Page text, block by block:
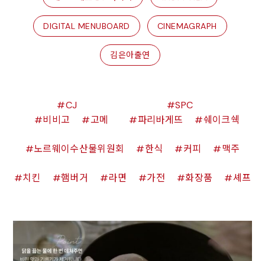
DIGITAL MENUBOARD CINEMAGRAPH
김은아출연
CJ
비비고
고메
SPC
파리바게뜨
쉐이크쉑
노르웨이수산물위원회 한식 커피 맥주
치킨 햄버거 라면 가전 화장품 셰프